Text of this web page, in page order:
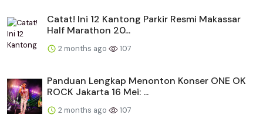
Catat! Ini 12 Kantong Parkir Resmi Makassar
Half Marathon 20...
2 months ago 107
Panduan Lengkap Menonton Konser ONE OK
ROCK Jakarta 16 Mei: ...
2 months ago 107